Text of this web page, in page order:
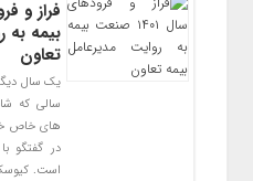
بیمه به
تعاون
یک سال
سالی که
های خاص
در گفتگو
است.